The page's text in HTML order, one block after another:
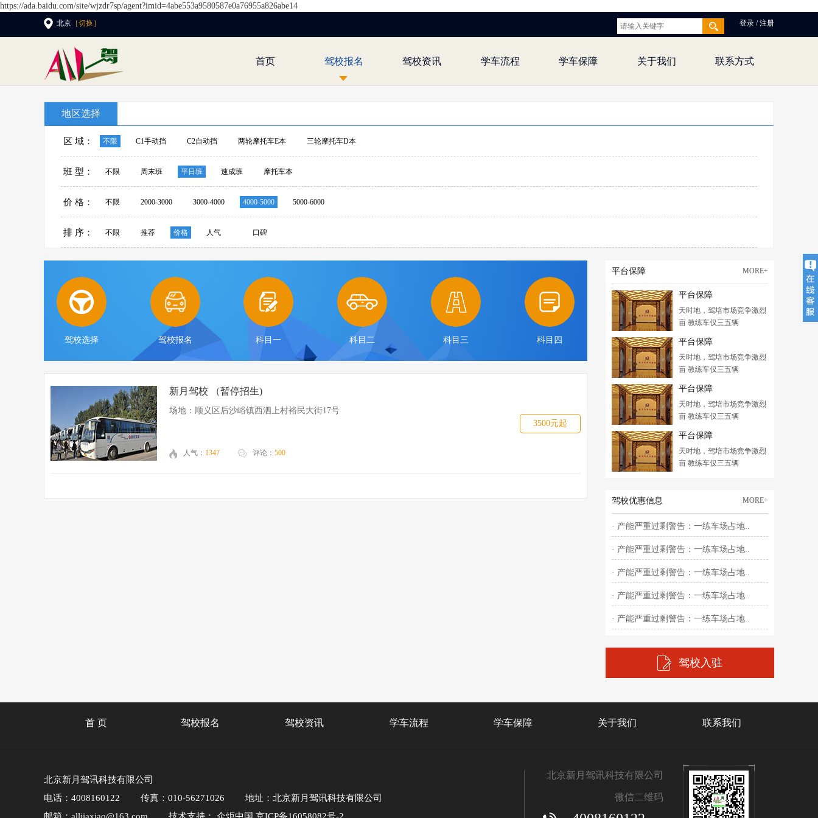
https://ada.baidu.com/site/wjzdr7sp/agent?imid=4abe553a9580587e0a76955a826abe14
北京 ［切换］ 登录 / 注册
首页 驾校报名 驾校资讯 学车流程 学车保障 关于我们 联系方式
地区选择
区 域： 不限 C1手动挡 C2自动挡 两轮摩托车E本 三轮摩托车D本
班 型： 不限 周末班 平日班 速成班 摩托车本
价 格： 不限 2000-3000 3000-4000 4000-5000 5000-6000
排 序： 不限 推荐 价格 人气 口碑
驾校选择 驾校报名 科目一 科目二 科目三 科目四
新月驾校 （暂停招生)
场地：顺义区后沙峪镇西泗上村裕民大街17号
人气： 1347 评论： 500
3500元起
平台保障 MORE+
平台保障
天时地，驾培市场竞争激烈
亩 教练车仅三五辆
平台保障
天时地，驾培市场竞争激烈
亩 教练车仅三五辆
平台保障
天时地，驾培市场竞争激烈
亩 教练车仅三五辆
平台保障
天时地，驾培市场竞争激烈
亩 教练车仅三五辆
驾校优惠信息 MORE+
· 产能严重过剩警告：一练车场占地..
· 产能严重过剩警告：一练车场占地..
· 产能严重过剩警告：一练车场占地..
· 产能严重过剩警告：一练车场占地..
· 产能严重过剩警告：一练车场占地..
驾校入驻
首 页 驾校报名 驾校资讯 学车流程 学车保障 关于我们 联系我们
北京新月驾讯科技有限公司
电话：4008160122
传真：010-56271026
地址：北京新月驾讯科技有限公司
北京新月驾讯科技有限公司
微信二维码